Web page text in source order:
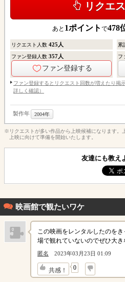
リクエ
あと 1ポイント で478
リクエスト人数 425人 累
ファン登録人数 357人
ファン登録する
フ
ファン登録するとリクエスト回数が増えたり掲
詳しく確認）
製作年 2004年
※リクエストが多い作品から上映候補になります。
上映に向けて準備を開始いたします。
友達にも教え
映画館で観たいワケ
この映画をレンタルしたのを
場で観れていないのでぜひ大き
匿名 2023年03月23日 01:09
共感！ 0
↓